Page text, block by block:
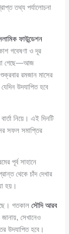
তথ্য পর্যালোচনা
ফাউন্ডেশন
গবেষণা ও দূর
গেছে—আজ
রমজান মাসের
উদযাপিত হবে
নিয়ে। এই দিনটি
সফল সমাপ্তির
পূর্ব সাহানে
থেকে চাঁদ দেখার
হয়।
গতকালসৌদি আরব
সেখানেও
উদযাপিত হবে।